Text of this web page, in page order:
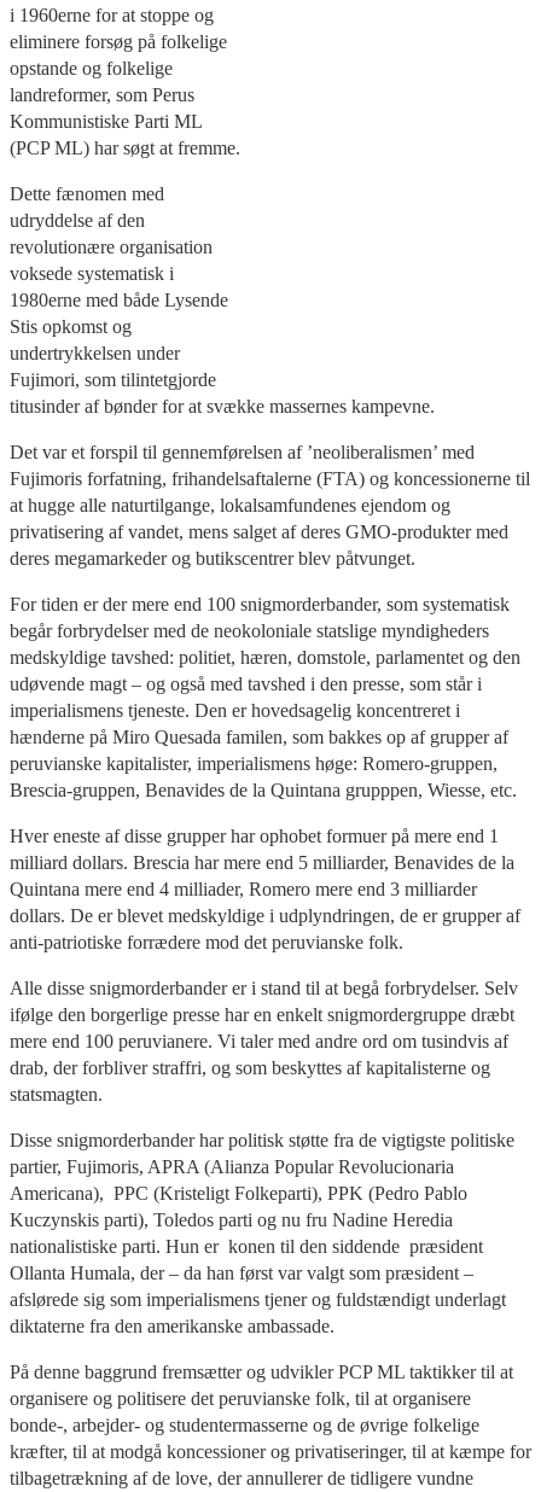
i 1960erne for at stoppe og
eliminere forsøg på folkelige
opstande og folkelige
landreformer, som Perus
Kommunistiske Parti ML
(PCP ML) har søgt at fremme.
Dette fænomen med
udryddelse af den
revolutionære organisation
voksede systematisk i
1980erne med både Lysende
Stis opkomst og
undertrykkelsen under
Fujimori, som tilintetgjorde
titusinder af bønder for at svække massernes kampevne.
Det var et forspil til gennemførelsen af ’neoliberalismen’ med
Fujimoris forfatning, frihandelsaftalerne (FTA) og koncessionerne til
at hugge alle naturtilgange, lokalsamfundenes ejendom og
privatisering af vandet, mens salget af deres GMO-produkter med
deres megamarkeder og butikscentrer blev påtvunget.
For tiden er der mere end 100 snigmorderbander, som systematisk
begår forbrydelser med de neokoloniale statslige myndigheders
medskyldige tavshed: politiet, hæren, domstole, parlamentet og den
udøvende magt – og også med tavshed i den presse, som står i
imperialismens tjeneste. Den er hovedsagelig koncentreret i
hænderne på Miro Quesada familen, som bakkes op af grupper af
peruvianske kapitalister, imperialismens høge: Romero-gruppen,
Brescia-gruppen, Benavides de la Quintana grupppen, Wiesse, etc.
Hver eneste af disse grupper har ophobet formuer på mere end 1
milliard dollars. Brescia har mere end 5 milliarder, Benavides de la
Quintana mere end 4 milliader, Romero mere end 3 milliarder
dollars. De er blevet medskyldige i udplyndringen, de er grupper af
anti-patriotiske forrædere mod det peruvianske folk.
Alle disse snigmorderbander er i stand til at begå forbrydelser. Selv
ifølge den borgerlige presse har en enkelt snigmordergruppe dræbt
mere end 100 peruvianere. Vi taler med andre ord om tusindvis af
drab, der forbliver straffri, og som beskyttes af kapitalisterne og
statsmagten.
Disse snigmorderbander har politisk støtte fra de vigtigste politiske
partier, Fujimoris, APRA (Alianza Popular Revolucionaria
Americana), PPC (Kristeligt Folkeparti), PPK (Pedro Pablo
Kuczynskis parti), Toledos parti og nu fru Nadine Heredia
nationalistiske parti. Hun er konen til den siddende præsident
Ollanta Humala, der – da han først var valgt som præsident –
afslørede sig som imperialismens tjener og fuldstændigt underlagt
diktaterne fra den amerikanske ambassade.
På denne baggrund fremsætter og udvikler PCP ML taktikker til at
organisere og politisere det peruvianske folk, til at organisere
bonde-, arbejder- og studentermasserne og de øvrige folkelige
kræfter, til at modgå koncessioner og privatiseringer, til at kæmpe for
tilbagetrækning af de love, der annullerer de tidligere vundne